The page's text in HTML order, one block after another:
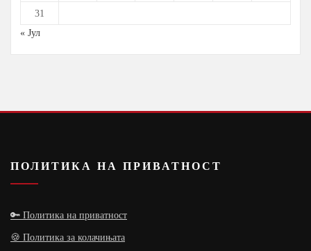
31
« Јул
ПОЛИТИКА НА ПРИВАТНОСТ
🔑 Политика на приватност
🍪 Политика за колачињата